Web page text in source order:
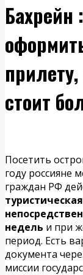
Бахрейн
стоит
Посетить
году россияне
граждан РФ
недель и при
период. Есть
документа
миссии